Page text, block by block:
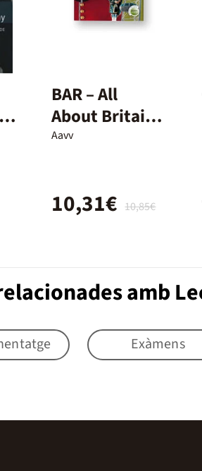
BAR – All
About Britain
Today – 1º ESO
Aavv
10,85€
10,31€
amb
Exàmens